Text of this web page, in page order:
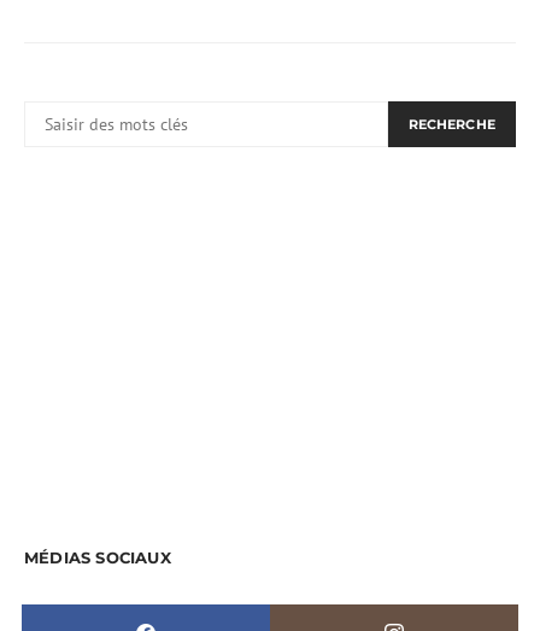
RECHERCHE
MÉDIAS SOCIAUX